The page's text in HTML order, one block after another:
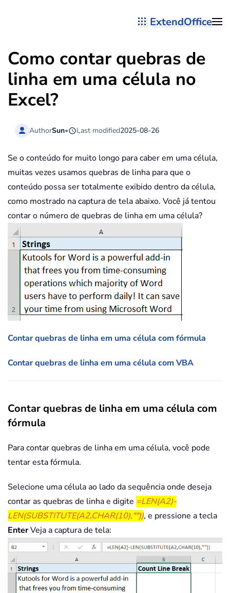
ExtendOffice
Como contar quebras de
linha em uma célula no
Excel?
AuthorSun• Last modified2025-08-26
Se o conteúdo for muito longo para caber em uma célula,
muitas vezes usamos quebras de linha para que o
conteúdo possa ser totalmente exibido dentro da célula,
como mostrado na captura de tela abaixo. Você já tentou
contar o número de quebras de linha em uma célula?
Contar quebras de linha em uma célula com fórmula
Contar quebras de linha em uma célula com VBA
Contar quebras de linha em uma célula com
fórmula
Para contar quebras de linha em uma célula, você pode
tentar esta fórmula.
Selecione uma célula ao lado da sequência onde deseja
contar as quebras de linha e digite =LEN(A2)-
LEN(SUBSTITUTE(A2,CHAR(10),"")), e pressione a tecla
EnterVeja a captura de tela: